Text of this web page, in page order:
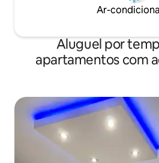
Ar-
Aluguel por
apartamentos com